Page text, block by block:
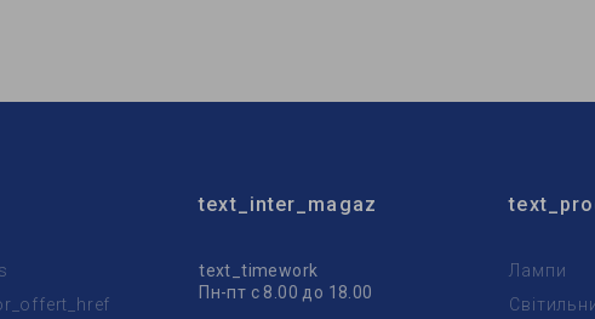
text_inter_magaz
text_timework
Пн-пт с 8.00 до 18.00
Лампи